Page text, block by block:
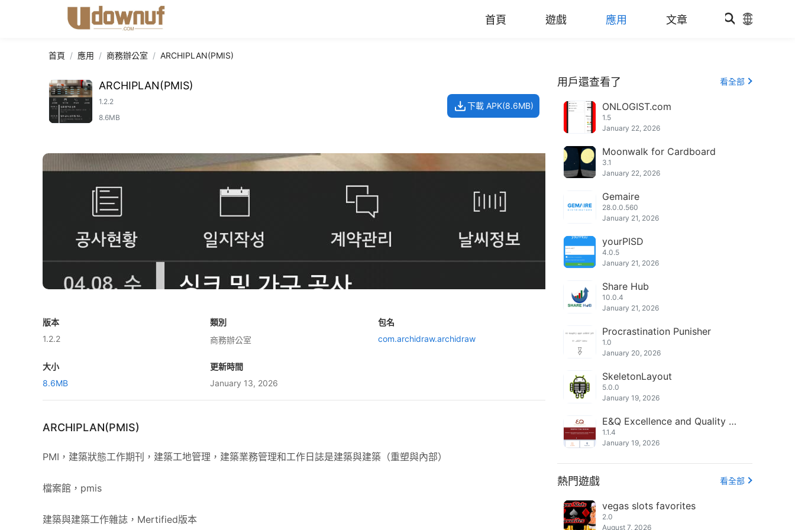
首頁 遊戲 應用 文章
首頁 應用 商務辦公室 ARCHIPLAN(PMIS)
ARCHIPLAN(PMIS)
1.2.2
8.6MB
下載 APK(8.6MB)
版本
1.2.2
類別
商務辦公室
包名
com.archidraw.archidraw
大小
8.6MB
更新時間
January 13, 2026
ARCHIPLAN(PMIS)
PMI，建築狀態工作期刊，建築工地管理，建築業務管理和工作日誌是建築與建築（重塑與內部）
檔案館，pmis
建築與建築工作雜誌，Mertified版本
用戶還查看了 看全部
ONLOGIST.com
1.5
January 22, 2026
Moonwalk for Cardboard
3.1
January 22, 2026
Gemaire
28.0.0.560
January 21, 2026
yourPISD
4.0.5
January 21, 2026
Share Hub
10.0.4
January 21, 2026
Procrastination Punisher
1.0
January 20, 2026
SkeletonLayout
5.0.0
January 19, 2026
E&Q Excellence and Quality Fir
st Class Services
1.1.4
January 19, 2026
熱門遊戲 看全部
vegas slots favorites
2.0
August 7, 2026